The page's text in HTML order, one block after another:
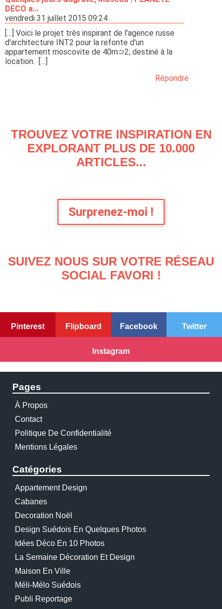
DECO a...
vendredi 31 juillet 2015 09:24
[…] Voici le projet très inspirant de l'agence russe
d'architecture INT2 pour la refonte d'un
appartement moscovite de 40m⊃2; destiné à la
location. […]
Répondre
TROUVEZ VOTRE INSPIRATION EN
EXPLORANT PLUS DE 10.000
ARTICLES...
Surprenez-moi !
SUIVEZ NOUS SUR VOTRE RÉSEAU
SOCIAL FAVORI !
Pinterest Flipboard Facebook Twitter
Instagram
Pages
À Propos
Contact
Politique De Confidentialité
Mentions Légales
Catégories
Appartement Design
Cabanes
Decoration Noël
Design Suédois En Quelques Photos
Idées Déco En 10 Photos
La Semaine Décoration Et Design
Maison En Ville
Méli-Mélo Suédois
Publi Reportage